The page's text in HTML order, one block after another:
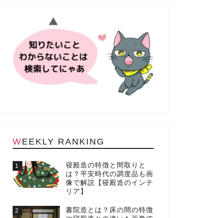
WEEKLY RANKING
1
寝殿造の特徴と間取りと
は？平安時代の調度品も画
像で解説【寝殿造のインテ
リア】
2
書院造とは？床の間の特徴